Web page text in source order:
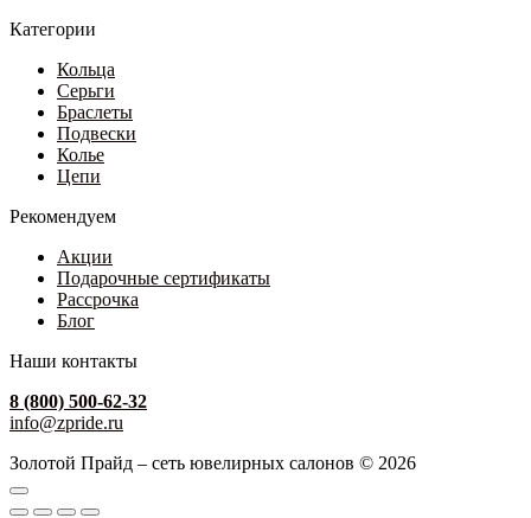
Категории
Кольца
Серьги
Браслеты
Подвески
Колье
Цепи
Рекомендуем
Акции
Подарочные сертификаты
Рассрочка
Блог
Наши контакты
8 (800) 500-62-32
info@zpride.ru
Золотой Прайд – сеть ювелирных салонов © 2026